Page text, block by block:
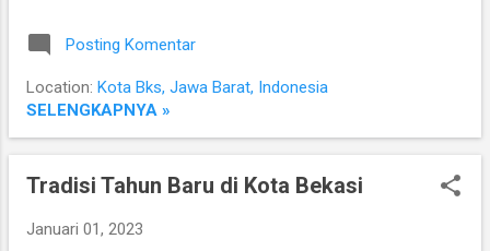
Perekonomian DPRD DKI ...
Rumah Tangga, warga dapat mengumpulkan
sampah plastik yang mereka produksi dan
menukarnya dengan uang tunai guna kas
Rukun Warga. Bank Sampah Rumah Tangga
dikelola oleh warga yang di koordinir
langsung oleh ibu-ibu rumah tangga.
sampah plastik warga dan menjualnya
Posting Komentar
Location: Kota Bks, Jawa Barat, Indonesia
SELENGKAPNYA »
Tradisi Tahun Baru di Kota Bekasi
Januari 01, 2023